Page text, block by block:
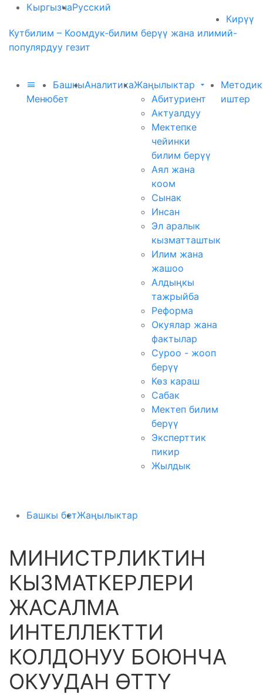
КыргызчаРусский
Кирүү
Кутбилим – Коомдук-билим берүү жана илимий-
популярдуу гезит
Меню
Башкы
бет
АналитикаЖаңылыктар
Абитуриент
Актуалдуу
Мектепке
чейинки
билим берүү
Аял жана
коом
Сынак
Инсан
Эл аралык
кызматташтык
Илим жана
жашоо
Алдыңкы
тажрыйба
Реформа
Окуялар жана
фактылар
Суроо - жооп
берүү
Көз караш
Сабак
Мектеп билим
берүү
Эксперттик
пикир
Жылдык
иштер
Башкы бетЖаңылыктар
МИНИСТРЛИКТИН
КЫЗМАТКЕРЛЕРИ
ЖАСАЛМА
ИНТЕЛЛЕКТТИ
КОЛДОНУУ БОЮНЧА
ОКУУДАН ӨТТҮ